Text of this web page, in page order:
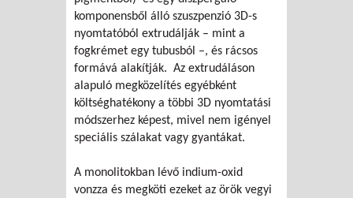
komponensből álló szuszpenzió 3D-s
nyomtatóból extrudálják – mint a
fogkrémet egy tubusból –, és rácsos
formává alakítják. Az extrudáláson
alapuló megközelítés egyébként
költséghatékony a többi 3D nyomtatási
módszerhez képest, mivel nem igényel
speciális szálakat vagy gyantákat.
A monolitokban lévő indium-oxid
vonzza és megköti ezeket az örök vegyi